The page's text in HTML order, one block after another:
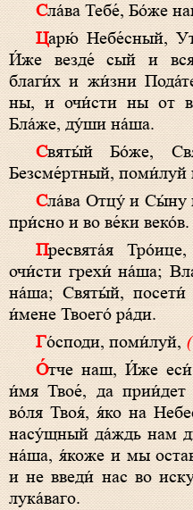
Сла́ва Тебе́, Бо́же
Царю́ Небе́сный, Уте́шителю, Ду́ше и́стины,
И́же везде́ сый и
благи́х и жи́зни
ны, и очи́сти ны от
Бла́же, ду́ши на́ша.
Святы́й Бо́же, Святы́й Кре́пкий, Святы́й
Безсме́ртный, поми́луй
Сла́ва Отцу́ и Сы́ну и Свято́му Ду́ху, и ны́не и
при́сно и во ве́ки
Пресвята́я Тро́ице, поми́луй нас; Го́споди,
очи́сти грехи́ на́ша;
на́ша; Святы́й,
и́мене Твоего́ ра́ди.
Го́споди, поми́луй,
О́тче наш, И́же еси́ на Небесе́х, да святи́тся
и́мя Твое́, да прии́дет
во́ля Твоя́, я́ко на
насу́щный да́ждь нам
на́ша, я́коже и мы
и не введи́ нас во
лука́ваго.